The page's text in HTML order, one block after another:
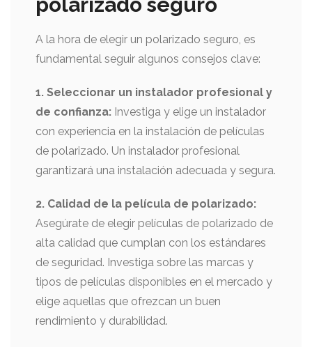
A la hora de elegir un polarizado seguro, es
fundamental seguir algunos consejos clave:
1. Seleccionar un instalador profesional y
de confianza: Investiga y elige un instalador
con experiencia en la instalación de películas
de polarizado. Un instalador profesional
garantizará una instalación adecuada y segura.
2. Calidad de la película de polarizado:
Asegúrate de elegir películas de polarizado de
alta calidad que cumplan con los estándares
de seguridad. Investiga sobre las marcas y
tipos de películas disponibles en el mercado y
elige aquellas que ofrezcan un buen
rendimiento y durabilidad.